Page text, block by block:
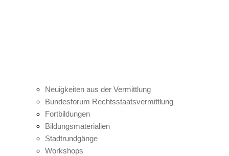
Neuigkeiten aus der Vermittlung
Bundesforum Rechtsstaatsvermittlung
Fortbildungen
Bildungsmaterialien
Stadtrundgänge
Workshops